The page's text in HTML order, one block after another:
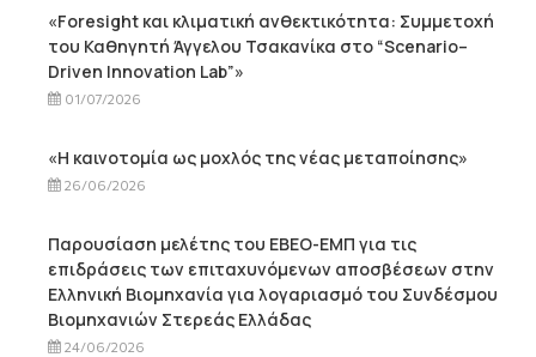
«Foresight και κλιματική ανθεκτικότητα: Συμμετοχή
του Καθηγητή Άγγελου Τσακανίκα στο “Scenario–
Driven Innovation Lab”»
01/07/2026
«Η καινοτομία ως μοχλός της νέας μεταποίησης»
26/06/2026
Παρουσίαση μελέτης του ΕΒΕΟ-ΕΜΠ για τις
επιδράσεις των επιταχυνόμενων αποσβέσεων στην
Ελληνική Βιομηχανία για λογαριασμό του Συνδέσμου
Βιομηχανιών Στερεάς Ελλάδας
24/06/2026